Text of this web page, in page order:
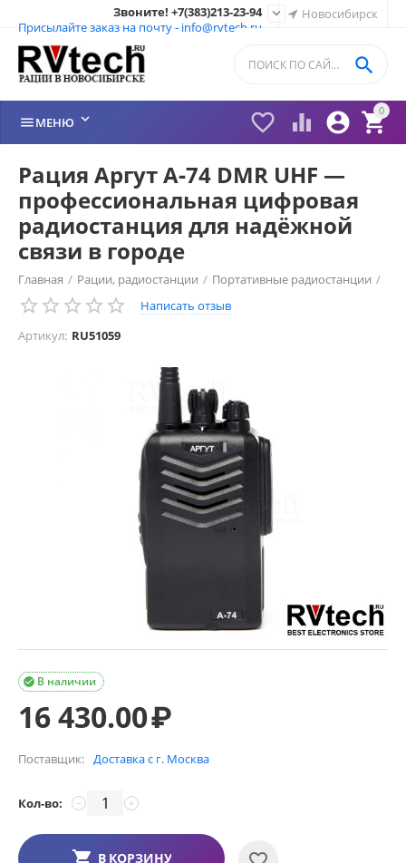
Новосибирск
Звоните! +7(383)213-23-94
Присылайте заказ на почту - info@rvtech.ru

0


 

МЕНЮ 
Рация Аргут А‑74 DMR UHF —
профессиональная цифровая
радиостанция для надёжной
связи в городе
Главная / Рации, радиостанции / Портативные радиостанции /
Рации Аргут (Россия)
/ Рации Аргут /
Написать отзыв
Артикул: RU51059
В наличии

16 430.00₽
Поставщик: Доставка с г. Москва
Кол-во: +
−
В КОРЗИНУ